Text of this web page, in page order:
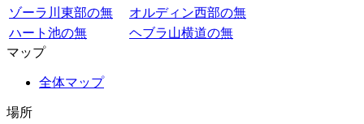
ゾーラ川東部の無
オルディン西部の無
ハート池の無
ヘブラ山横道の無
マップ
全体マップ
場所